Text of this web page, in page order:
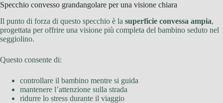
Specchio convesso grandangolare per una visione chiara
Il punto di forza di questo specchio è la superficie convessa ampia,
progettata per offrire una visione più completa del bambino seduto nel
seggiolino.
Questo consente di:
controllare il bambino mentre si guida
mantenere l’attenzione sulla strada
ridurre lo stress durante il viaggio